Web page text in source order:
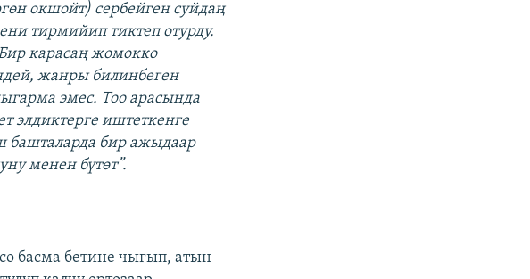
окшойт) сербейген суйдаң
тирмийип тиктеп отурду.
карасаң жомокко
жанры билинбеген
эмес. Тоо арасында
элдиктерге иштеткенге
бир ажыдаар
менен бүтөт”.
басма бетине чыгып, атын